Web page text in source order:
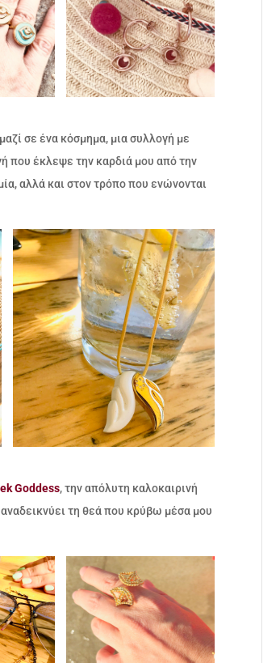
σε ένα κόσμημα, μια συλλογή με
που έκλεψε την καρδιά μου από την
αλλά και στον τρόπο που ενώνονται
Goddess, την απόλυτη καλοκαιρινή
τη θεά που κρύβω μέσα μου